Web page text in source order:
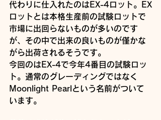
代わりに仕入れたのはEX-4ロット。EX
ロットとは本格生産前の試験ロットで
市場に出回らないものが多いのです
が、その中で出来の良いものが僅かな
がら出荷されるそうです。
今回のはEX-4で今年4番目の試験ロッ
ト。通常のグレーディングではなく
Moonlight Pearlという名前がついて
います。